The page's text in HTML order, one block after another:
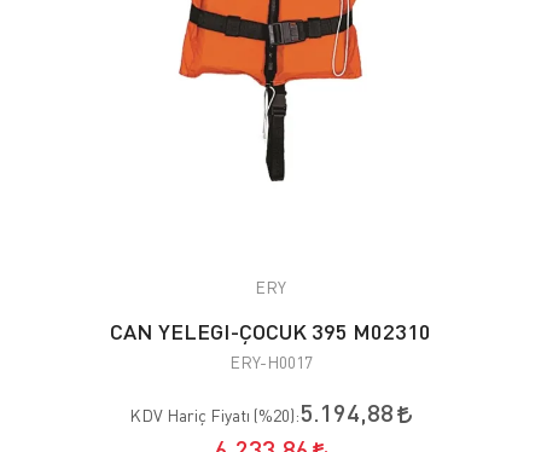
ERY
CAN YELEGI-ÇOCUK 395 M02310
ERY-H0017
KDV Hariç Fiyatı (%20):5.194,88